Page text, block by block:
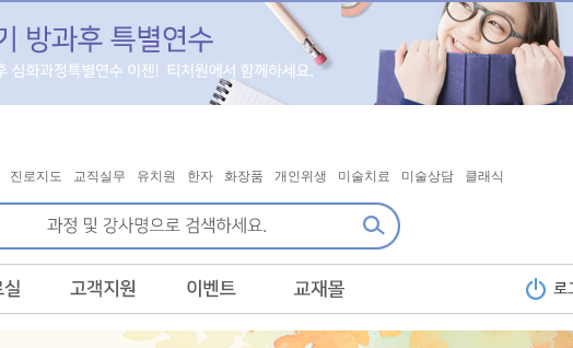
진로지도 교직실무 유치원 한자 화장품 개인위생 미술치료 미술상담 클래식